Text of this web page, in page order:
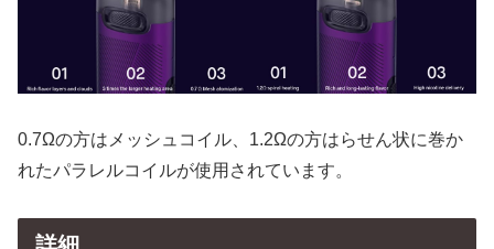
0.7Ωの方はメッシュコイル、1.2Ωの方はらせん状に巻か
れたパラレルコイルが使用されています。